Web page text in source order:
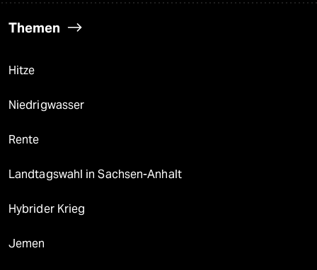
Themen
Hitze
Niedrigwasser
Rente
Landtagswahl in Sachsen-Anhalt
Hybrider Krieg
Jemen